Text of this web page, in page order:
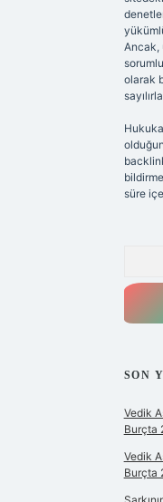
Ancak,
olarak
süre
SON
Vedik
Burçta
Vedik
Burçta